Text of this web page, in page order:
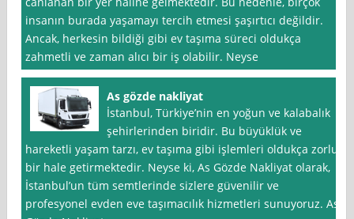
insanın burada yaşamayı tercih etmesi şaşırtıcı değildir.
Ancak, herkesin bildiği gibi ev taşıma süreci oldukça
zahmetli ve zaman alıcı bir iş olabilir. Neyse
As gözde nakliyat
İstanbul, Türkiye’nin en yoğun ve kalabalık
şehirlerinden biridir. Bu büyüklük ve
hareketli yaşam tarzı, ev taşıma gibi işlemleri oldukça zorlu
bir hale getirmektedir. Neyse ki, As Gözde Nakliyat olarak,
İstanbul’un tüm semtlerinde sizlere güvenilir ve
profesyonel evden eve taşımacılık hizmetleri sunuyoruz. As